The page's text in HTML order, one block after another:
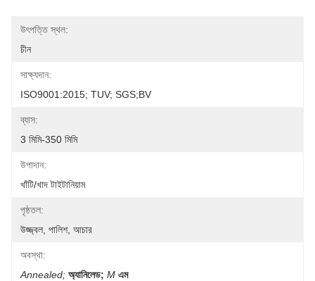
উৎপত্তি স্থল:
চীন
সাক্ষ্যদান:
ISO9001:2015; TUV; SGS;BV
ব্যাস:
3 মিমি-350 মিমি
উপাদান:
খাঁটি/খাদ টাইটানিয়াম
পৃষ্ঠতল:
উজ্জ্বল, পালিশ, আচার
অবস্থা:
Annealed; অ্যানিলেড; M এম